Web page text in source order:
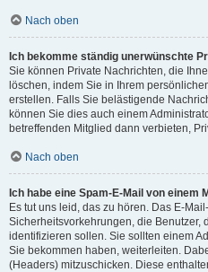
Nach oben
Ich bekomme ständig unerwünschte
Sie können Private Nachrichten, die
löschen, indem Sie in Ihrem
erstellen. Falls Sie belästigende
können Sie dies auch einem
betreffenden Mitglied dann verbieten,
Nach oben
Ich habe eine Spam-E-Mail von einem
Es tut uns leid, das zu hören. Das E-
Sicherheitsvorkehrungen, die Benutzer,
identifizieren sollen. Sie sollten einem
Sie bekommen haben, weiterleiten.
(Headers) mitzuschicken. Diese